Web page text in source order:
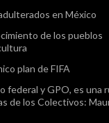
en México
de los pueblos
plan de FIFA
federal y GPO, es una
de los Colectivos: